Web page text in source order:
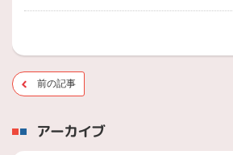
前の記事
アーカイブ